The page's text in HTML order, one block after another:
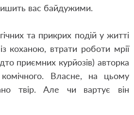
вас байдужими.
та прикрих подій у житті
коханою, втрати роботи мрії
приємних курйозів) авторка
Власне, на цьому
твір. Але чи вартує він